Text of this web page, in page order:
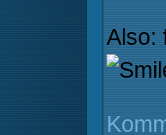
Also: